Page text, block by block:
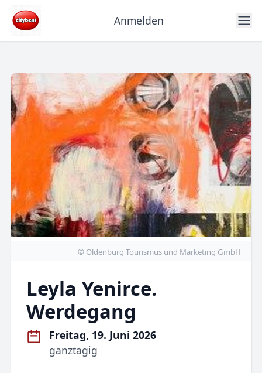
Anmelden
© Oldenburg Tourismus und Marketing GmbH
Leyla Yenirce.
Werdegang
Freitag, 19. Juni 2026
ganztägig